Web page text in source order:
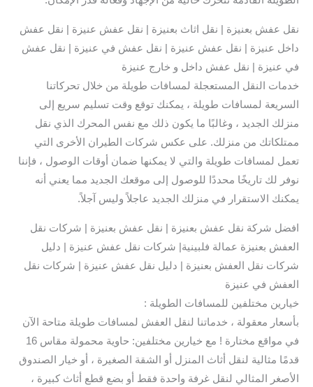
نقل عفش بعنيزة | نقل اثاث بعنيزة | نقل عفش عنيزة | نقل عفش
داخل عنيزة | نقل عفش عنيزة | نقل عفش في عنيزة | نقل عفش
في عنيزة | نقل عفش داخل و خارج عنيزة
خدمات النقل المستعجلة لمسافات طويلة من خلال تحركاتنا
السريعة لمسافات طويلة ، يمكنك توقع وقت تسليم سريع إلى
منزلك الجديد ، وغالبًا ما يكون ذلك مع نفس المحرك الذي نقل
ممتلكاتك من منزلك. على عكس شركات الطيران الأخرى التي
تعمل لمسافات طويلة والتي لا يمكنها ضمان أوقات الوصول ، فإننا
نوفر لك تاريخًا محددًا للوصول إلى موقعك الجديد مما يعني أنه
يمكنك الاستقرار في منزلك الجديد عاجلاً وليس آجلاً.
افضل شركة نقل عفش بعنيزة | نقل عفش بعنيزة | شركات نقل
العفش بعنيزة عمالة فلبينية| شركات نقل عفش عنيزة | دليل
شركات نقل العفش بعنيزة | دليل نقل عفش عنيزة | شركات نقل
العفش في عنيزة
خيارين مختلفين للمسافات الطويلة :
بأسعار معقولة ، خدماتنا لنقل العفش لمسافات طويلة متاحة الآن
في مواقع مختارة ! مع خيارين مختلفين: حاوية محمولة مقاس 16
قدمًا مثالية لنقل أثاث المنزل أو الشقة الصغيرة ، أو خيار الصندوق
الأصغر المثالي لنقل غرفة واحدة فقط أو بضع قطع أثاث كبيرة ،